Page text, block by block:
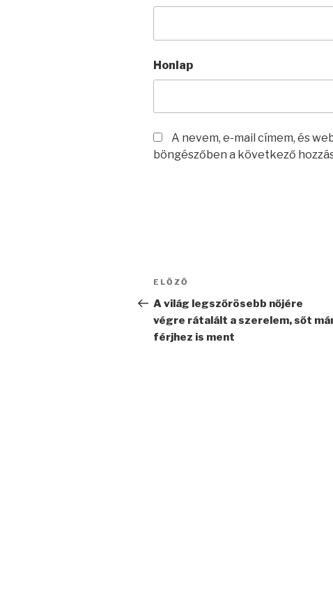
Honlap
A nevem, e-mail címem, és
böngészőben a következő
Bejegyzés
navigáció
Korábbi
bejegyzés
ELŐZŐ
A világ legszőrösebb nőjére
végre rátalált a szerelem, sőt
férjhez is ment